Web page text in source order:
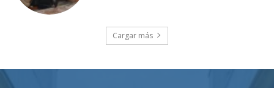
Cargar más